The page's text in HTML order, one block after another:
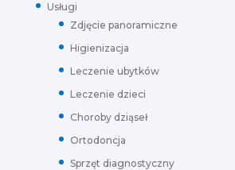
Usługi
Zdjęcie panoramiczne
Higienizacja
Leczenie ubytków
Leczenie dzieci
Choroby dziąseł
Ortodoncja
Sprzęt diagnostyczny